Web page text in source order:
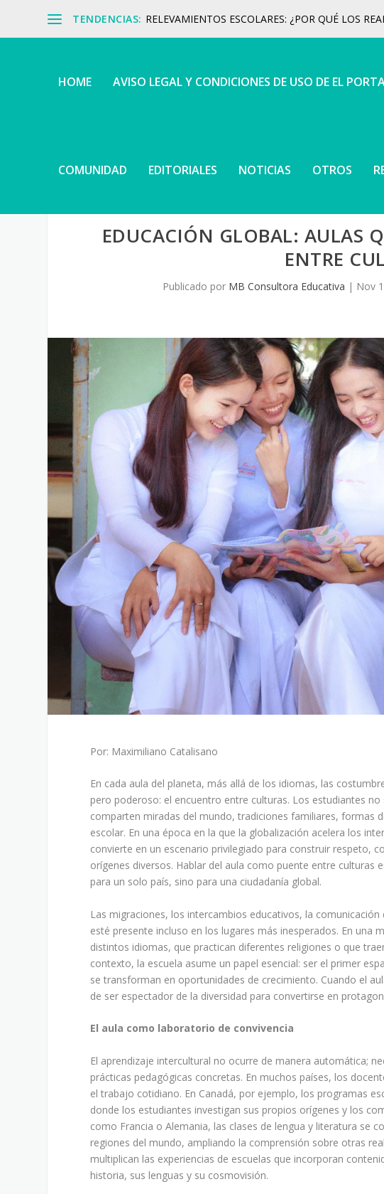
TENDENCIAS: RELEVAMIENTOS ESCOLARES: ¿POR QUÉ LOS
HOME AVISO LEGAL Y CONDICIONES DE USO DE EL
COMUNIDAD EDITORIALES NOTICIAS OTROS
EDUCACIÓN GLOBAL: AULAS
ENTRE
Publicado por MB Consultora Educativa | Nov
Por: Maximiliano Catalisano
En cada aula del planeta, más allá de los idiomas, las
pero poderoso: el encuentro entre culturas. Los estudiantes
comparten miradas del mundo, tradiciones familiares, formas
escolar. En una época en la que la globalización acelera los
convierte en un escenario privilegiado para construir respeto,
orígenes diversos. Hablar del aula como puente entre
para un solo país, sino para una ciudadanía global.
Las migraciones, los intercambios educativos, la
esté presente incluso en los lugares más inesperados. En una
distintos idiomas, que practican diferentes religiones o que
contexto, la escuela asume un papel esencial: ser el primer
se transforman en oportunidades de crecimiento. Cuando el
de ser espectador de la diversidad para convertirse en
El aula como laboratorio de convivencia
El aprendizaje intercultural no ocurre de manera automática;
prácticas pedagógicas concretas. En muchos países, los
el trabajo cotidiano. En Canadá, por ejemplo, los programas
donde los estudiantes investigan sus propios orígenes y los
como Francia o Alemania, las clases de lengua y literatura se
regiones del mundo, ampliando la comprensión sobre otras
multiplican las experiencias de escuelas que incorporan
historia, sus lenguas y su cosmovisión.